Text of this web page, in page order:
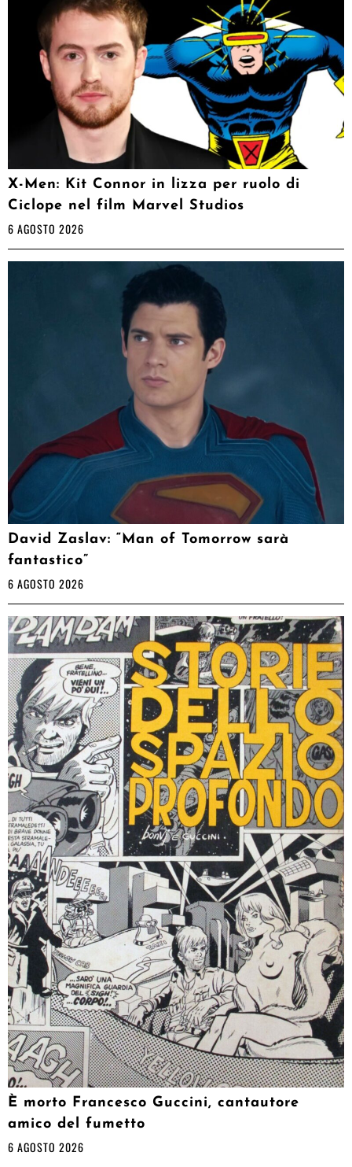
X-Men: Kit Connor in lizza per ruolo di
Ciclope nel film Marvel Studios
6 AGOSTO 2026
David Zaslav: “Man of Tomorrow sarà
fantastico”
6 AGOSTO 2026
È morto Francesco Guccini, cantautore
amico del fumetto
6 AGOSTO 2026